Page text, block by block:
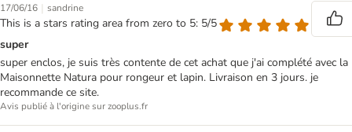
17/06/16 | sandrine
This is a stars rating area from zero to 5: 5/5
super
super enclos, je suis très contente de cet achat que j'ai complété avec la
Maisonnette Natura pour rongeur et lapin. Livraison en 3 jours. je
recommande ce site.
Avis publié à l'origine sur zooplus.fr